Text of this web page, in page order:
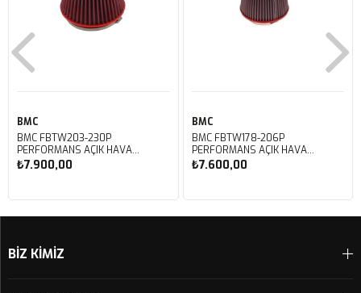
BMC
BMC FBTW203-230P
PERFORMANS AÇIK HAVA
FİLTRESİ
₺7.900,00
BMC
BMC FBTW178-206P
PERFORMANS AÇIK HAVA
FİLTRESİ
₺7.600,00
BİZ KİMİZ